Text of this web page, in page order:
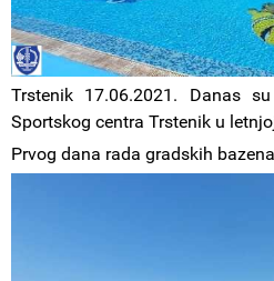
Trstenik 17.06.2021. Danas
Sportskog centra Trstenik u
Prvog dana rada gradskih